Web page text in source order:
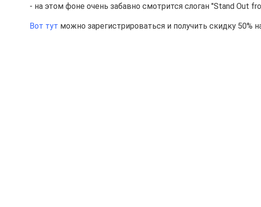
- на этом фоне очень забавно смотрится слоган "Stand Out
Вот тут можно зарегистрироваться и получить скидку 50%